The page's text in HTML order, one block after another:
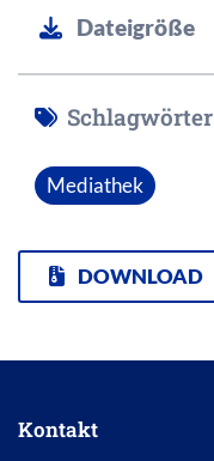
Dateigröße
Schlagwörter
Mediathek
DOWNLOAD
Kontakt